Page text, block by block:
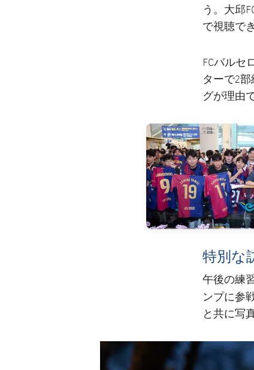
う。大邱
で視聴で
FCバルセ
ターで2
グが理由
FC Barcelona club badge
特別な
午後の練
ンプに参
と共に写